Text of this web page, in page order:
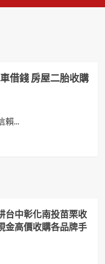
借錢 房屋二胎收購
賴...
台中彰化南投苗栗收
金高價收購各品牌手